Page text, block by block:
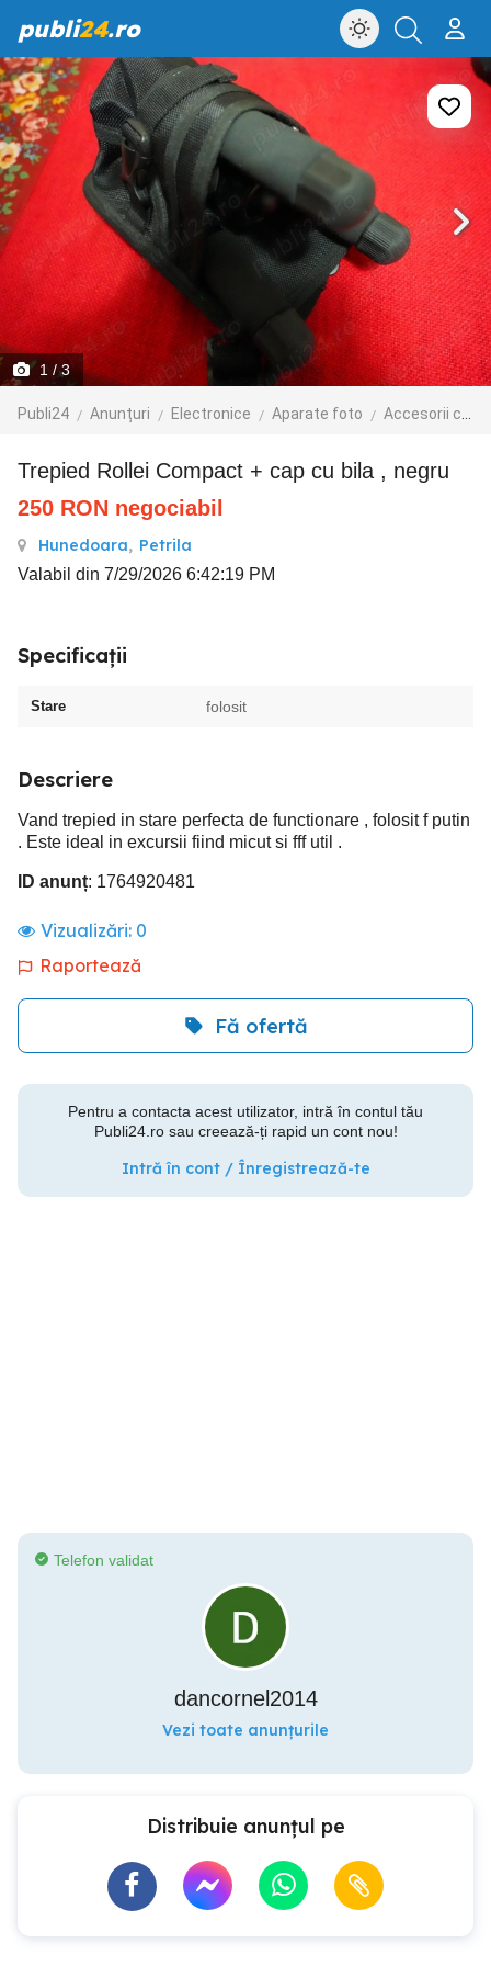
publi24.ro
1 / 3
Publi24 Anunțuri Electronice Aparate foto Accesorii camere foto
Trepied Rollei Compact + cap cu bila , negru
250 RON negociabil
Hunedoara, Petrila
Valabil din 7/29/2026 6:42:19 PM
Specificații
Stare folosit
Descriere
Vand trepied in stare perfecta de functionare , folosit f putin
. Este ideal in excursii fiind micut si fff util .
ID anunț: 1764920481
Vizualizări: 0
Raportează
Fă ofertă
Pentru a contacta acest utilizator, intră în contul tău
Publi24.ro sau creează-ți rapid un cont nou!
Intră în cont / Înregistrează-te
Telefon validat
dancornel2014
Vezi toate anunțurile
Distribuie anunțul pe